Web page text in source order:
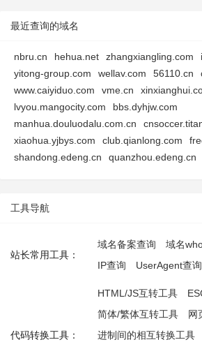
最近查询的域名
nbru.cn hehua.net zhangxiangling.com
yitong-group.com
wellav.com 56110.cn
www.caiyiduo.com
vme.cn
lvyou.mangocity.com
bbs.dyhjw.com
manhua.douluodalu.com.cn
xiaohua.yjbys.com
club.qianlong.com
shandong.edeng.cn
quanzhou.edeng.cn
工具导航
站长常用工具：
域名备案查询 域名
IP查询
UserAgent查询
代码转换工具：
HTML/JS互转工具
简体/繁体互转工具
网
进制间的相互转换工具